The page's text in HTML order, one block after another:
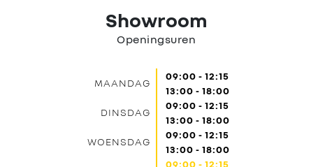
Showroom
Openingsuren
MAANDAG
09:00 - 12:15
13:00 - 18:00
DINSDAG
09:00 - 12:15
13:00 - 18:00
WOENSDAG
09:00 - 12:15
13:00 - 18:00
09:00 - 12:15